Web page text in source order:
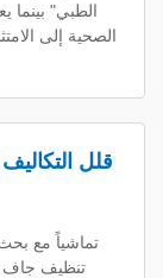
يعالج الحاجة
الامتثال التنظيمي
التشغيلية
هدر
مع بحث "سعر ماكينة
جاف ثقيلة"، تقدم